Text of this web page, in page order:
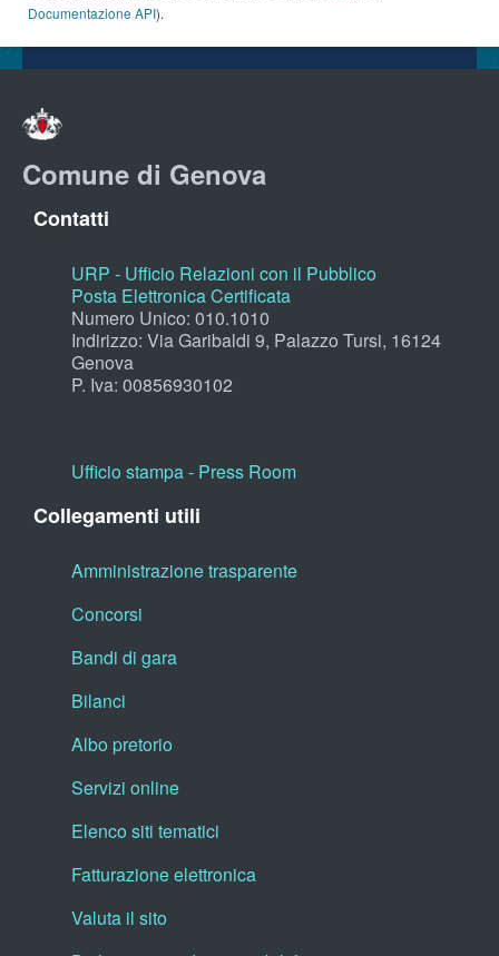
Documentazione API).
Comune di Genova
Contatti
URP - Ufficio Relazioni con il Pubblico
Posta Elettronica Certificata
Numero Unico: 010.1010
Indirizzo: Via Garibaldi 9, Palazzo Tursi, 16124
Genova
P. Iva: 00856930102
Ufficio stampa - Press Room
Collegamenti utili
Amministrazione trasparente
Concorsi
Bandi di gara
Bilanci
Albo pretorio
Servizi online
Elenco siti tematici
Fatturazione elettronica
Valuta il sito